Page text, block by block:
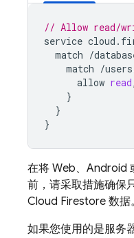
// Allow read/
service cloud .
match /
match /users
allow read,
}
}
}
在将 Web、Android
前，请采取措施确保
Cloud Firestore 数据
如果您使用的是服务